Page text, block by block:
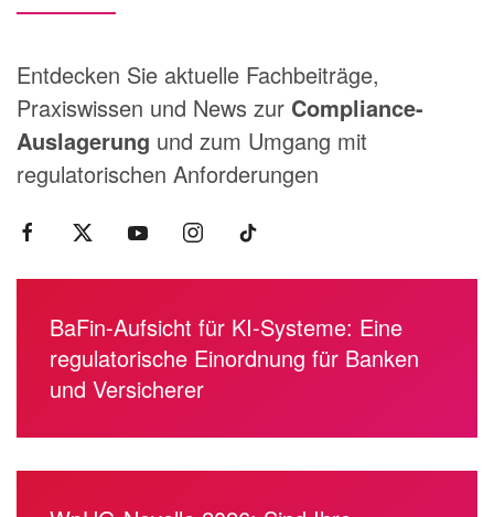
Entdecken Sie aktuelle Fachbeiträge,
Praxiswissen und News zur Compliance-
Auslagerung und zum Umgang mit
regulatorischen Anforderungen
BaFin-Aufsicht für KI-Systeme: Eine
regulatorische Einordnung für Banken
und Versicherer